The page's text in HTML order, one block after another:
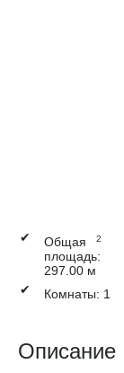
✔
Общая
площадь:
297.00 м
2
✔
Комнаты: 1
Описание